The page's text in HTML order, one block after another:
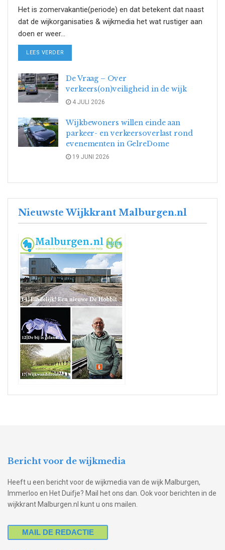
Het is zomervakantie(periode) en dat betekent dat naast
dat de wijkorganisaties & wijkmedia het wat rustiger aan
doen er weer...
LEES VERDER
De Vraag – Over
verkeers(on)veiligheid in de wijk
4 JULI 2026
Wijkbewoners willen einde aan
parkeer- en verkeersoverlast rond
evenementen in GelreDome
19 JUNI 2026
Nieuwste Wijkkrant Malburgen.nl
Bericht voor de wijkmedia
Heeft u een bericht voor de wijkmedia van de wijk Malburgen,
Immerloo en Het Duifje? Mail het ons dan. Ook voor berichten in de
wijkkrant Malburgen.nl kunt u ons mailen.
MAIL DE REDACTIE